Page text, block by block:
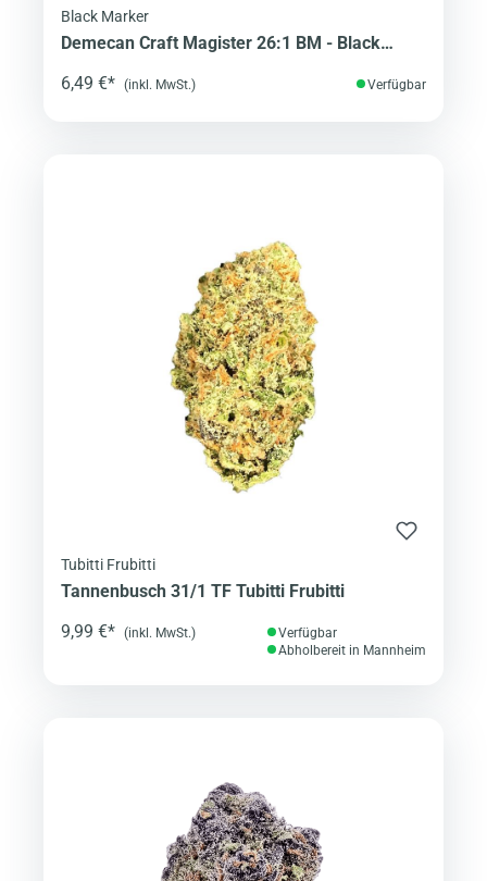
Black Marker
Demecan Craft Magister 26:1 BM - Black
6,49 €* (inkl. MwSt.) Verfügbar
Tubitti Frubitti
Tannenbusch 31/1 TF Tubitti Frubitti
9,99 €* (inkl. MwSt.)
Verfügbar
Abholbereit in Mannheim